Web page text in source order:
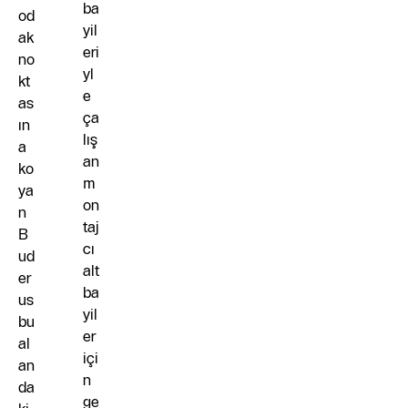
od
ak
no
kt
as
ın
a
ko
ya
n
B
ud
er
us
bu
al
an
da
ba
yil
eri
yl
e
ça
lış
an
m
on
taj
cı
alt
ba
yil
er
içi
n
ge